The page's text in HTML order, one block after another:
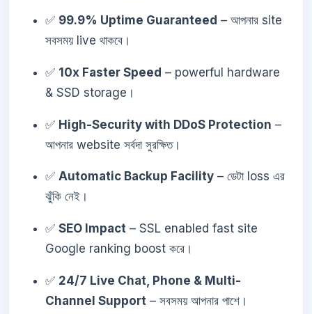
✅ 99.9% Uptime Guaranteed – আপনার site
সবসময় live থাকবে।
✅ 10x Faster Speed – powerful hardware
& SSD storage।
✅ High-Security with DDoS Protection –
আপনার website সর্বদা সুরক্ষিত।
✅ Automatic Backup Facility – ডেটা loss এর
ঝুঁকি নেই।
✅ SEO Impact – SSL enabled fast site
Google ranking boost করে।
✅ 24/7 Live Chat, Phone & Multi-
Channel Support – সবসময় আপনার পাশে।